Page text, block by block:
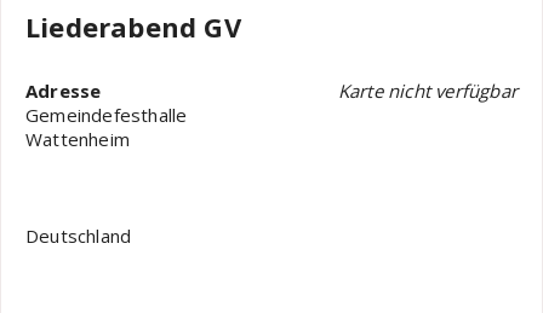
Liederabend GV
Karte nicht verfügbar
Adresse
Gemeindefesthalle
Wattenheim
Deutschland